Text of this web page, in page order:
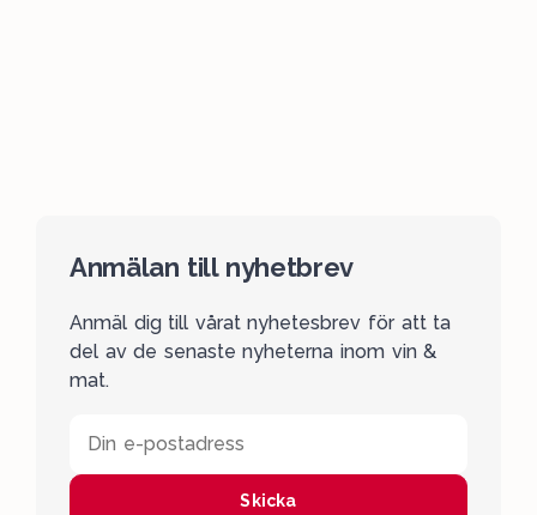
Anmälan till nyhetbrev
Anmäl dig till vårat nyhetesbrev för att ta
del av de senaste nyheterna inom vin &
mat.
Din e-postadress
Skicka